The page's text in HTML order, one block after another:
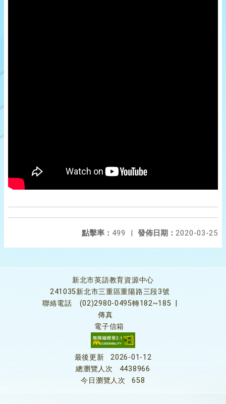
發佈日期： 2020-03-25
點擊率： 499 |
新北市英語教育資源中心
241035新北市三重區重陽路三段3號
聯絡電話
(02)2980-0495轉182~185
傳真
電子信箱
最後更新
2026-01-12
總瀏覽人次
4438966
今日瀏覽人次
658